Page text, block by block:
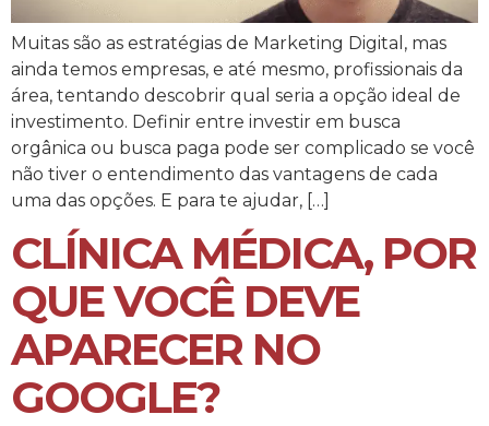
Muitas são as estratégias de Marketing Digital, mas
ainda temos empresas, e até mesmo, profissionais da
área, tentando descobrir qual seria a opção ideal de
investimento. Definir entre investir em busca
orgânica ou busca paga pode ser complicado se você
não tiver o entendimento das vantagens de cada
uma das opções. E para te ajudar, […]
CLÍNICA MÉDICA, POR
QUE VOCÊ DEVE
APARECER NO
GOOGLE?